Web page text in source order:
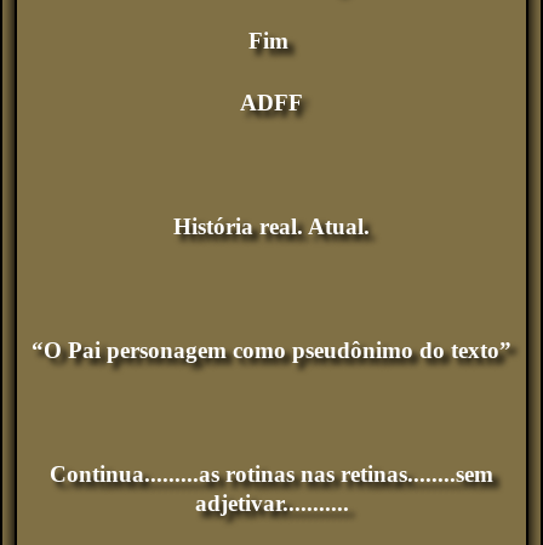
Fim
ADFF
História real. Atual.
“O Pai personagem como pseudônimo do texto”
Continua.........as rotinas nas retinas........sem
adjetivar...........